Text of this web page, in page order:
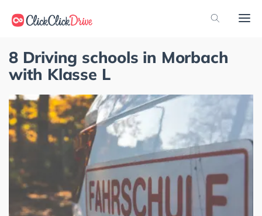
8 Driving schools in Morbach
with Klasse L